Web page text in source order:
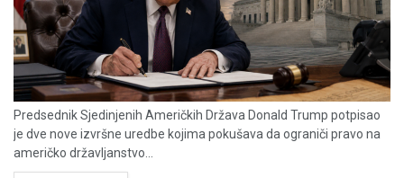
Predsednik Sjedinjenih Američkih Država Donald Trump potpisao
je dve nove izvršne uredbe kojima pokušava da ograniči pravo na
američko državljanstvo...